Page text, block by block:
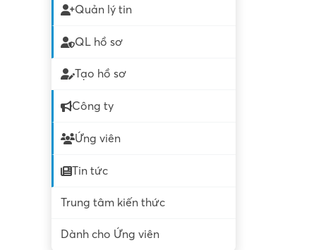
Quản lý tin
QL hồ sơ
Tạo hồ sơ
Công ty
Ứng viên
Tin tức
Trung tâm kiến thức
Dành cho Ứng viên